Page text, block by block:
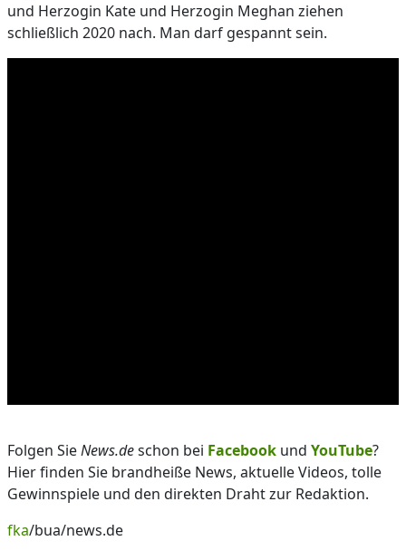
und Herzogin Kate und Herzogin Meghan ziehen
schließlich 2020 nach. Man darf gespannt sein.
Folgen SieNews.deschon bei Facebook und YouTube?
Hier finden Sie brandheiße News, aktuelle Videos, tolle
Gewinnspiele und den direkten Draht zur Redaktion.
fka/bua/news.de